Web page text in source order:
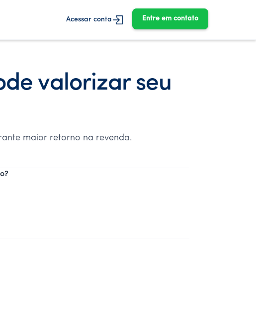
Acessar conta Entre em contato
valorizar seu
maior retorno na revenda.